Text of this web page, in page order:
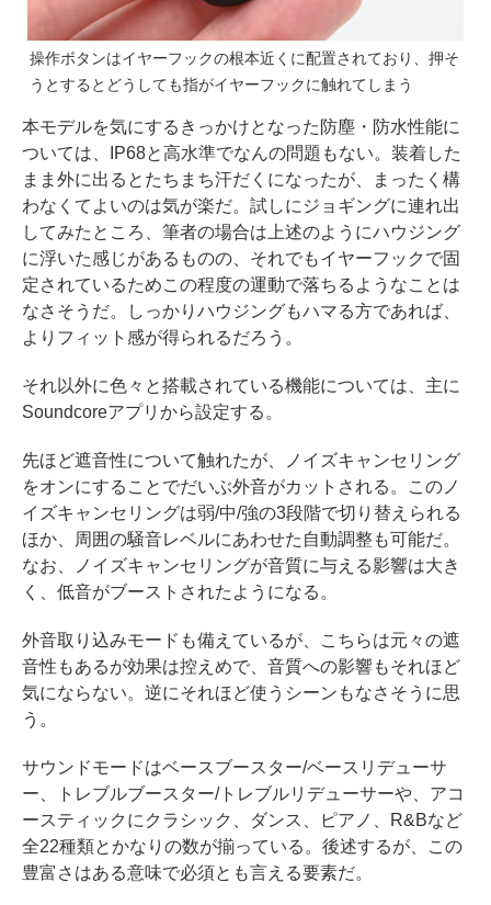
操作ボタンはイヤーフックの根本近くに配置されており、押そ
うとするとどうしても指がイヤーフックに触れてしまう
本モデルを気にするきっかけとなった防塵・防水性能に
ついては、IP68と高水準でなんの問題もない。装着した
まま外に出るとたちまち汗だくになったが、まったく構
わなくてよいのは気が楽だ。試しにジョギングに連れ出
してみたところ、筆者の場合は上述のようにハウジング
に浮いた感じがあるものの、それでもイヤーフックで固
定されているためこの程度の運動で落ちるようなことは
なさそうだ。しっかりハウジングもハマる方であれば、
よりフィット感が得られるだろう。
それ以外に色々と搭載されている機能については、主に
Soundcoreアプリから設定する。
先ほど遮音性について触れたが、ノイズキャンセリング
をオンにすることでだいぶ外音がカットされる。このノ
イズキャンセリングは弱/中/強の3段階で切り替えられる
ほか、周囲の騒音レベルにあわせた自動調整も可能だ。
なお、ノイズキャンセリングが音質に与える影響は大き
く、低音がブーストされたようになる。
外音取り込みモードも備えているが、こちらは元々の遮
音性もあるが効果は控えめで、音質への影響もそれほど
気にならない。逆にそれほど使うシーンもなさそうに思
う。
サウンドモードはベースブースター/ベースリデューサ
ー、トレブルブースター/トレブルリデューサーや、アコ
ースティックにクラシック、ダンス、ピアノ、R&Bなど
全22種類とかなりの数が揃っている。後述するが、この
豊富さはある意味で必須とも言える要素だ。